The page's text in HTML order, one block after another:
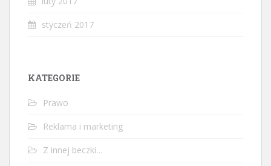
styczeń 2017
KATEGORIE
Prawo
Reklama i marketing
Z innej beczki…